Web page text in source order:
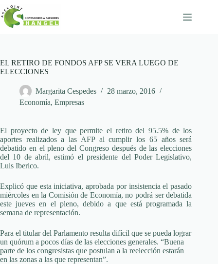
Skip
to
content
EL RETIRO DE FONDOS AFP SE VERA LUEGO DE
ELECCIONES
Margarita Cespedes
28 marzo, 2016
Economía, Empresas
El proyecto de ley que permite el retiro del 95.5% de los
aportes realizados a las AFP al cumplir los 65 años será
debatido en el pleno del Congreso después de las elecciones
del 10 de abril, estimó el presidente del Poder Legislativo,
Luis Iberico.
Explicó que esta iniciativa, aprobada por insistencia el pasado
miércoles en la Comisión de Economía, no podrá ser debatida
este jueves en el pleno, debido a que está programada la
semana de representación.
Para el titular del Parlamento resulta difícil que se pueda lograr
un quórum a pocos días de las elecciones generales. “Buena
parte de los congresistas que postulan a la reelección estarán
en las zonas a las que representan”.